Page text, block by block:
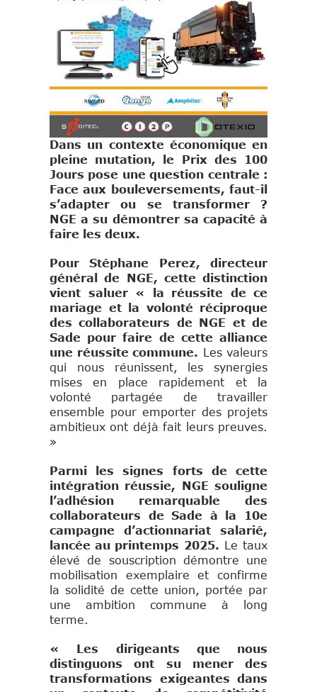
Dans un contexte économique en
pleine mutation, le Prix des 100
Jours pose une question centrale :
Face aux bouleversements, faut-il
s’adapter ou se transformer ?
NGE a su démontrer sa capacité à
faire les deux.
Pour Stéphane Perez, directeur
général de NGE, cette distinction
vient saluer « la réussite de ce
mariage et la volonté réciproque
des collaborateurs de NGE et de
Sade pour faire de cette alliance
une réussite commune. Les valeurs
qui nous réunissent, les synergies
mises en place rapidement et la
volonté partagée de travailler
ensemble pour emporter des projets
ambitieux ont déjà fait leurs preuves.
»
Parmi les signes forts de cette
intégration réussie, NGE souligne
l’adhésion remarquable des
collaborateurs de Sade à la 10e
campagne d’actionnariat salarié,
lancée au printemps 2025. Le taux
élevé de souscription démontre une
mobilisation exemplaire et confirme
la solidité de cette union, portée par
une ambition commune à long
terme.
« Les dirigeants que nous
distinguons ont su mener des
transformations exigeantes dans